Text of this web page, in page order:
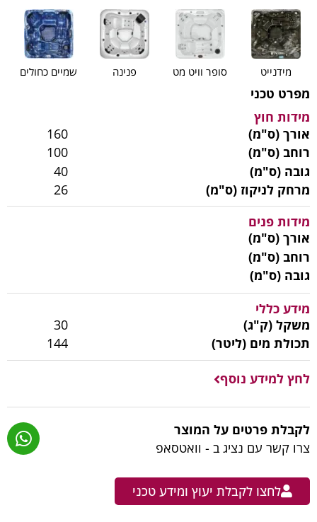
מידנייט סופר וויט מט פנינה שמיים כחולים
מפרט טכני
מידות חוץ
אורך (ס"מ)
160
רוחב (ס"מ)
100
גובה (ס"מ)
40
מרחק לניקוז (ס"מ)
26
מידות פנים
אורך (ס"מ)
רוחב (ס"מ)
גובה (ס"מ)
מידע כללי
משקל (ק"ג)
30
תכולת מים (ליטר)
144
לחץ למידע נוסף
לקבלת פרטים על המוצר
צרו קשר עם נציג ב - וואטסאפ
לחצו לקבלת יעוץ ומידע טכני